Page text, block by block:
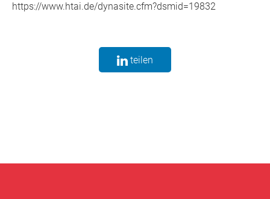
https://www.htai.de/dynasite.cfm?dsmid=19832
teilen